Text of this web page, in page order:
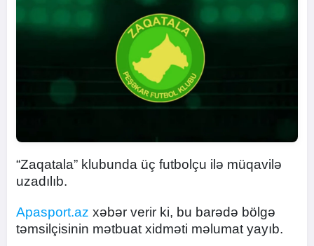
“Zaqatala” klubunda üç futbolçu ilə müqavilə
uzadılıb.
Apasport.az xəbər verir ki, bu barədə bölgə
təmsilçisinin mətbuat xidməti məlumat yayıb.